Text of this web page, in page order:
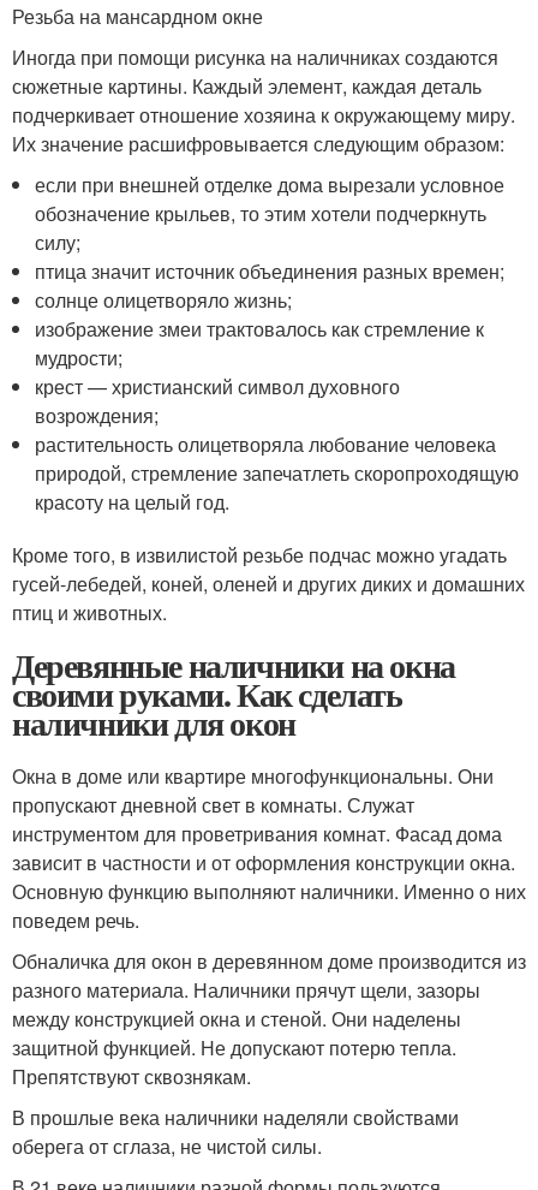
Резьба на мансардном окне
Иногда при помощи рисунка на наличниках создаются
сюжетные картины. Каждый элемент, каждая деталь
подчеркивает отношение хозяина к окружающему миру.
Их значение расшифровывается следующим образом:
если при внешней отделке дома вырезали условное
обозначение крыльев, то этим хотели подчеркнуть
силу;
птица значит источник объединения разных времен;
солнце олицетворяло жизнь;
изображение змеи трактовалось как стремление к
мудрости;
крест — христианский символ духовного
возрождения;
растительность олицетворяла любование человека
природой, стремление запечатлеть скоропроходящую
красоту на целый год.
Кроме того, в извилистой резьбе подчас можно угадать
гусей-лебедей, коней, оленей и других диких и домашних
птиц и животных.
Деревянные наличники на окна
своими руками. Как сделать
наличники для окон
Окна в доме или квартире многофункциональны. Они
пропускают дневной свет в комнаты. Служат
инструментом для проветривания комнат. Фасад дома
зависит в частности и от оформления конструкции окна.
Основную функцию выполняют наличники. Именно о них
поведем речь.
Обналичка для окон в деревянном доме производится из
разного материала. Наличники прячут щели, зазоры
между конструкцией окна и стеной. Они наделены
защитной функцией. Не допускают потерю тепла.
Препятствуют сквознякам.
В прошлые века наличники наделяли свойствами
оберега от сглаза, не чистой силы.